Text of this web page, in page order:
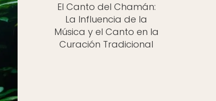
El Canto del Chamán:
La Influencia de la
Música y el Canto en la
Curación Tradicional